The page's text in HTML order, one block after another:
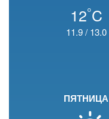
12°C
11.9/ 13.0
ПЯТНИЦА